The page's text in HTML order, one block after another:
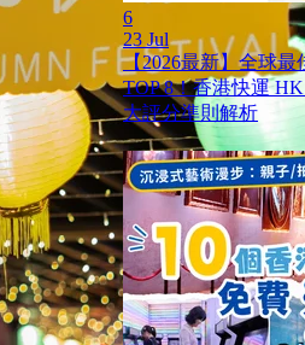
6
23 Jul
【2026最新】全球最
TOP 8！香港快運
大評分準則解析